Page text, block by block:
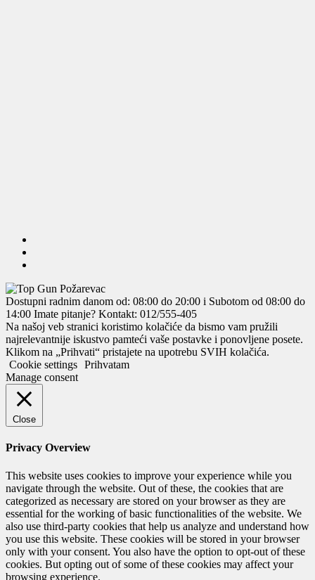
Dostupni radnim danom od: 08:00 do 20:00 i Subotom od 08:00 do
14:00 Imate pitanje? Kontakt: 012/555-405
Na našoj veb stranici koristimo kolačiće da bismo vam pružili
najrelevantnije iskustvo pamteći vaše postavke i ponovljene posete.
Klikom na „Prihvati“ pristajete na upotrebu SVIH kolačića.
Cookie settings Prihvatam
Manage consent
Close
Privacy Overview
This website uses cookies to improve your experience while you
navigate through the website. Out of these, the cookies that are
categorized as necessary are stored on your browser as they are
essential for the working of basic functionalities of the website. We
also use third-party cookies that help us analyze and understand how
you use this website. These cookies will be stored in your browser
only with your consent. You also have the option to opt-out of these
cookies. But opting out of some of these cookies may affect your
browsing experience.